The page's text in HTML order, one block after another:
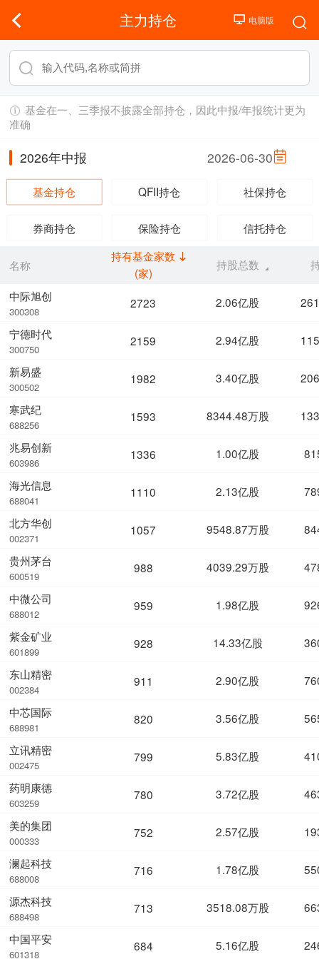
主力持仓
基金在一、三季报不披露全部持仓，因此中报/年报统计更为
准确
2026年中报 2026-06-30
基金持仓 QFII持仓 社保持仓
券商持仓 保险持仓 信托持仓
名称
中际旭创
300308
宁德时代
300750
新易盛
300502
寒武纪
688256
兆易创新
603986
海光信息
688041
北方华创
002371
贵州茅台
600519
中微公司
688012
紫金矿业
601899
东山精密
002384
中芯国际
688981
立讯精密
002475
药明康德
603259
美的集团
000333
澜起科技
688008
源杰科技
688498
中国平安
601318
持有基金家数
(家)
持股总数
2723 2.06亿股
2159 2.94亿股
1982 3.40亿股
1593 8344.48万股
1336 1.00亿股
1110 2.13亿股
1057 9548.87万股
988 4039.29万股
959 1.98亿股
928 14.33亿股
911 2.90亿股
820 3.56亿股
799 5.83亿股
780 3.72亿股
752 2.57亿股
716 1.78亿股
713 3518.08万股
684 5.16亿股